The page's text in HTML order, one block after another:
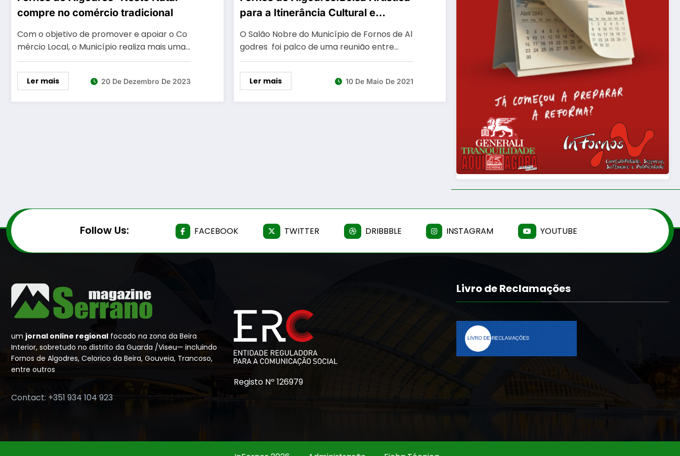
compre no comércio tradicional
Com o objetivo de promover e apoiar o Co
mércio Local, o Município realiza mais uma…
Ler mais 20 De Dezembro De 2023
para a Itinerância Cultural e
Plataforma do Associativismo
apresentadas
O Salão Nobre do Município de Fornos de Al
godres foi palco de uma reunião entre…
Ler mais 10 De Maio De 2021
Follow Us: FACEBOOK TWITTER DRIBBBLE INSTAGRAM YOUTUBE
um jornal online regional focado na zona da Beira
Interior, sobretudo no distrito da Guarda /Viseu— incluindo
Fornos de Algodres, Celorico da Beira, Gouveia, Trancoso,
entre outros
Contact: +351 934 104 923
Registo Nº 126979
Livro de Reclamações